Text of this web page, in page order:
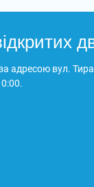
адресою вул.